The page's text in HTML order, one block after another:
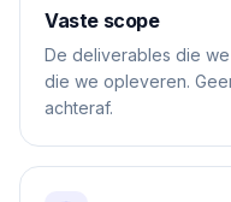
Vaste scope
De deliverables die
die we opleveren.
achteraf.